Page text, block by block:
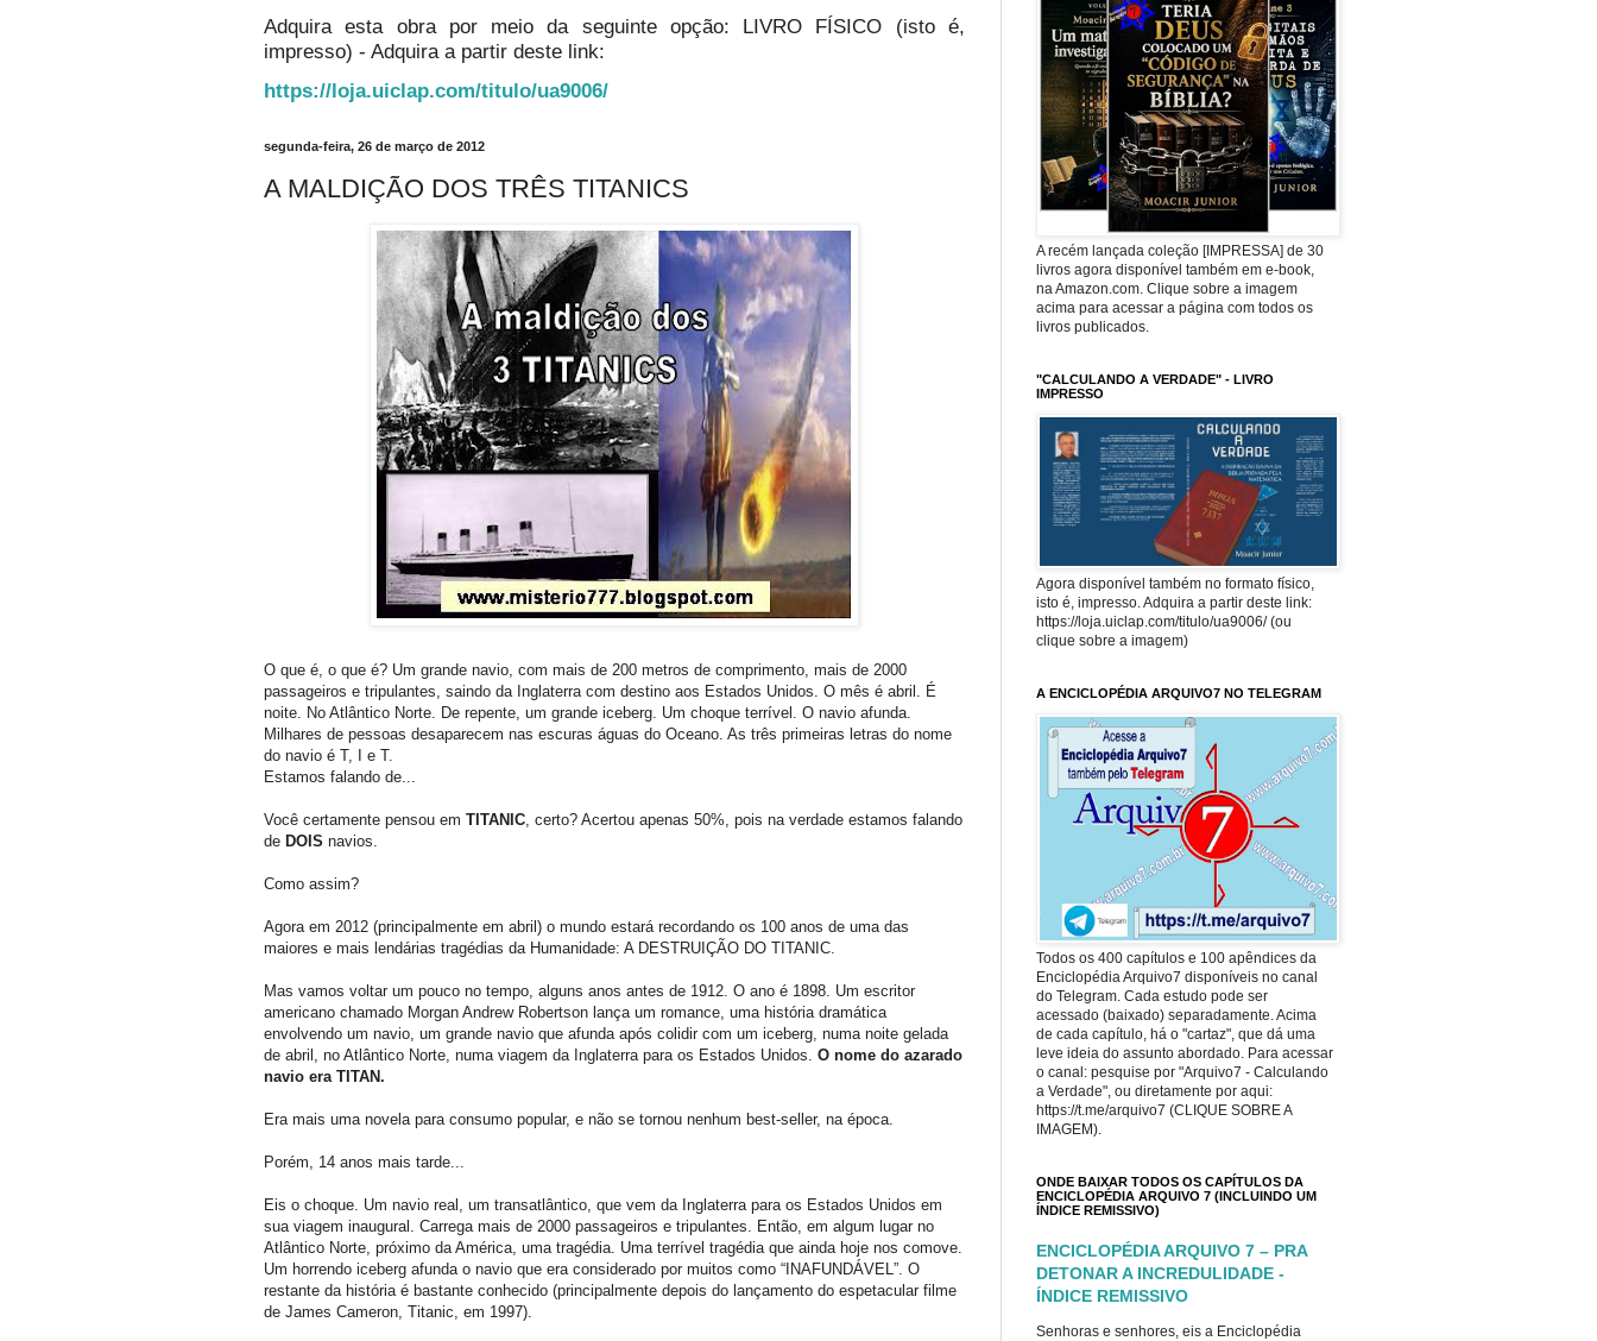
Adquira esta obra por meio da seguinte opção: LIVRO FÍSICO (isto é,
impresso) - Adquira a partir deste link:
https://loja.uiclap.com/titulo/ua9006/
segunda-feira, 26 de março de 2012
A MALDIÇÃO DOS TRÊS TITANICS
O que é, o que é? Um grande navio, com mais de 200 metros de comprimento, mais de 2000
passageiros e tripulantes, saindo da Inglaterra com destino aos Estados Unidos. O mês é abril. É
noite. No Atlântico Norte. De repente, um grande iceberg. Um choque terrível. O navio afunda.
Milhares de pessoas desaparecem nas escuras águas do Oceano. As três primeiras letras do nome
do navio é T, I e T.
Estamos falando de...
Você certamente pensou em TITANIC , certo? Acertou apenas 50%, pois na verdade estamos falando
de DOIS navios.
Como assim?
Agora em 2012 (principalmente em abril) o mundo estará recordando os 100 anos de uma das
maiores e mais lendárias tragédias da Humanidade: A DESTRUIÇÃO DO TITANIC.
Mas vamos voltar um pouco no tempo, alguns anos antes de 1912. O ano é 1898. Um escritor
americano chamado Morgan Andrew Robertson lança um romance, uma história dramática
envolvendo um navio, um grande navio que afunda após colidir com um iceberg, numa noite gelada
de abril, no Atlântico Norte, numa viagem da Inglaterra para os Estados Unidos. O nome do azarado
navio era TITAN.
Era mais uma novela para consumo popular, e não se tornou nenhum best-seller, na época.
Porém, 14 anos mais tarde...
Eis o choque. Um navio real, um transatlântico, que vem da Inglaterra para os Estados Unidos em
sua viagem inaugural. Carrega mais de 2000 passageiros e tripulantes. Então, em algum lugar no
Atlântico Norte, próximo da América, uma tragédia. Uma terrível tragédia que ainda hoje nos comove.
Um horrendo iceberg afunda o navio que era considerado por muitos como “INAFUNDÁVEL”. O
restante da história é bastante conhecido (principalmente depois do lançamento do espetacular filme
de James Cameron, Titanic, em 1997).
A recém lançada coleção [IMPRESSA] de 30
livros agora disponível também em e-book,
na Amazon.com. Clique sobre a imagem
acima para acessar a página com todos os
livros publicados.
"CALCULANDO A VERDADE" - LIVRO
IMPRESSO
Agora disponível também no formato físico,
isto é, impresso. Adquira a partir deste link:
https://loja.uiclap.com/titulo/ua9006/ (ou
clique sobre a imagem)
A ENCICLOPÉDIA ARQUIVO7 NO TELEGRAM
Todos os 400 capítulos e 100 apêndices da
Enciclopédia Arquivo7 disponíveis no canal
do Telegram. Cada estudo pode ser
acessado (baixado) separadamente. Acima
de cada capítulo, há o "cartaz", que dá uma
leve ideia do assunto abordado. Para acessar
o canal: pesquise por "Arquivo7 - Calculando
a Verdade", ou diretamente por aqui:
https://t.me/arquivo7 (CLIQUE SOBRE A
IMAGEM).
ONDE BAIXAR TODOS OS CAPÍTULOS DA
ENCICLOPÉDIA ARQUIVO 7 (INCLUINDO UM
ÍNDICE REMISSIVO)
ENCICLOPÉDIA ARQUIVO 7 – PRA
DETONAR A INCREDULIDADE -
ÍNDICE REMISSIVO
Senhoras e senhores, eis a Enciclopédia